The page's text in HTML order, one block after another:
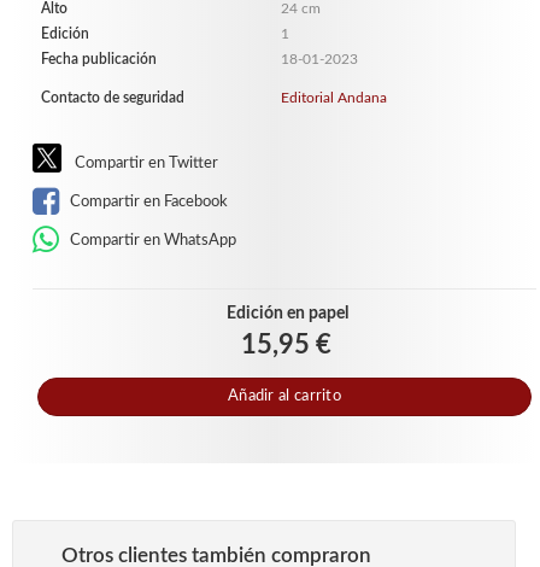
Alto
24 cm
Edición
1
Fecha publicación
18-01-2023
Contacto de seguridad Editorial Andana
Compartir en Twitter
Compartir en Facebook
Compartir en WhatsApp
Edición en papel
15,95 €
Añadir al carrito
Otros clientes también compraron